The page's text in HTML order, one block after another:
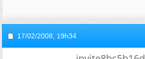
17/02/2008, 19h34